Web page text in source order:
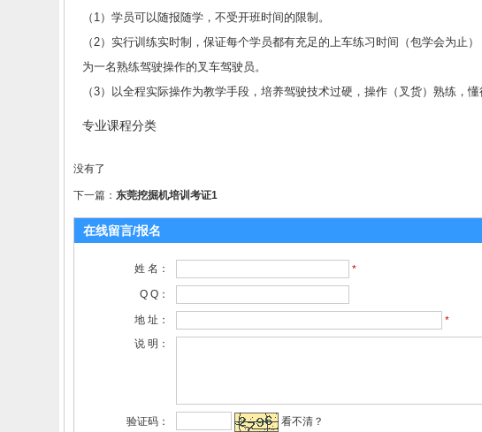
（1）学员可以随报随学，不受开班时间的限制。
（2）实行训练实时制，保证每个学员都有充足的上车练习时间（包学会为
为一名熟练驾驶操作的叉车驾驶员。
（3）以全程实际操作为教学手段，培养驾驶技术过硬，操作（叉货）熟练，
专业课程分类
没有了
下一篇： 东莞挖掘机培训考证1
在线留言/报名
姓 名： *
Q Q：
地 址：
*
说 明：
验证码： 看不清？